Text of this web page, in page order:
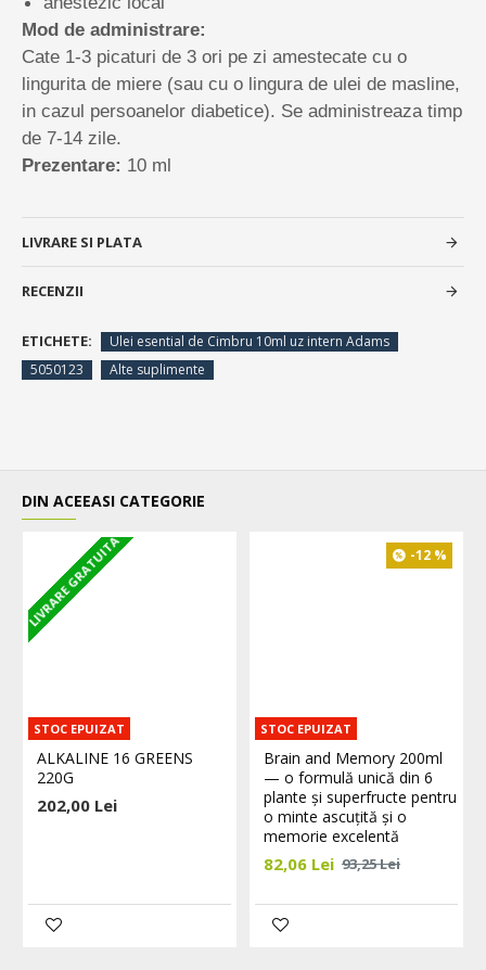
Mod de administrare:
​​​​Cate 1-3 picaturi de 3 ori pe zi amestecate cu o
lingurita de miere (sau cu o lingura de ulei de masline,
in cazul persoanelor diabetice). Se administreaza timp
de 7-14 zile.
Prezentare: 10 ml
LIVRARE SI PLATA
RECENZII
ETICHETE:
Ulei esential de Cimbru 10ml uz intern Adams
5050123
Alte suplimente
DIN ACEEASI CATEGORIE
LIVRARE GRATUITA
STOC EPUIZAT
ALKALINE 16 GREENS
220G
202,00 Lei
-12 %
STOC EPUIZAT
Brain and Memory 200ml
— o formulă unică din 6
plante și superfructe pentru
o minte ascuțită și o
memorie excelentă
82,06 Lei 93,25 Lei